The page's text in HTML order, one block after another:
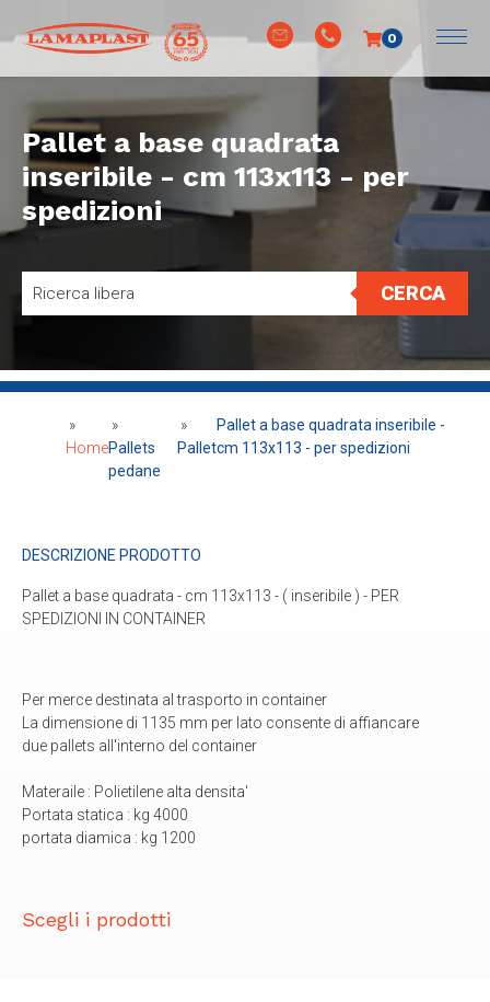
0
Pallet a base quadrata
inseribile - cm 113x113 - per
spedizioni
CERCA
»
Home
»
Pallets
pedane
»
Pallet
Pallet a base quadrata inseribile -
cm 113x113 - per spedizioni
DESCRIZIONE PRODOTTO
Pallet a base quadrata - cm 113x113 - ( inseribile ) - PER
SPEDIZIONI IN CONTAINER
Per merce destinata al trasporto in container
La dimensione di 1135 mm per lato consente di affiancare
due pallets all'interno del container
Materaile : Polietilene alta densita'
Portata statica : kg 4000
portata diamica : kg 1200
Scegli i prodotti